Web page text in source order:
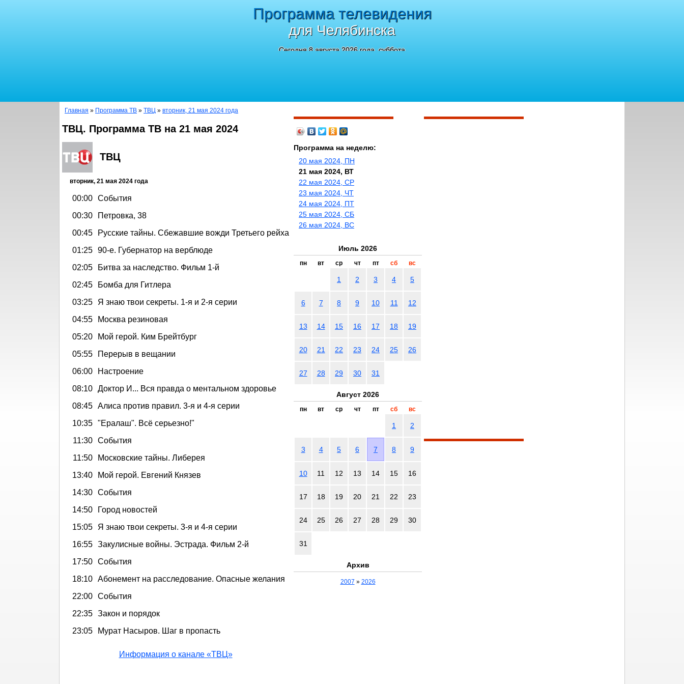
Программа телевидения
для Челябинска
Сегодня 8 августа 2026 года, суббота
Главная » Программа ТВ » ТВЦ » вторник, 21 мая 2024 года
ТВЦ. Программа ТВ на 21 мая 2024
ТВЦ
вторник, 21 мая 2024 года
00:00 События
00:30
Петровка, 38
00:45
Русские тайны. Сбежавшие вожди Третьего рейха
01:25 90-е. Губернатор на верблюде
02:05
Битва за наследство. Фильм 1-й
02:45
Бомба для Гитлера
03:25
Я знаю твои секреты. 1-я и 2-я серии
04:55
Москва резиновая
05:20
Мой герой. Ким Брейтбург
05:55
Перерыв в вещании
06:00
Настроение
08:10 Доктор И... Вся правда о ментальном здоровье
08:45 Алиса против правил. 3-я и 4-я серии
10:35 "Ералаш". Всё серьезно!"
11:30 События
11:50
Московские тайны. Либерея
13:40
Мой герой. Евгений Князев
14:30 События
14:50
Город новостей
15:05
Я знаю твои секреты. 3-я и 4-я серии
16:55 Закулисные войны. Эстрада. Фильм 2-й
17:50 События
18:10 Абонемент на расследование. Опасные желания
22:00 События
22:35 Закон и порядок
23:05
Мурат Насыров. Шаг в пропасть
Информация о канале «ТВЦ»
Программа на неделю:
20 мая 2024, ПН
21 мая 2024, ВТ
22 мая 2024, СР
23 мая 2024, ЧТ
24 мая 2024, ПТ
25 мая 2024, СБ
26 мая 2024, ВС
Июль 2026
пн вт ср чт пт сб вс
1 2 3 4 5
6 7 8 9 10 11 12
13 14 15 16 17 18 19
20 21 22 23 24 25 26
27 28 29 30 31
Август 2026
пн вт ср чт пт сб вс
1 2
3 4 5 6 7 8 9
10 11 12 13 14 15 16
17 18 19 20 21 22 23
24 25 26 27 28 29 30
31
Архив
2007 » 2026